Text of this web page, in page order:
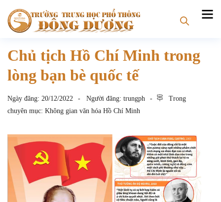
Chủ tịch Hồ Chí Minh trong
lòng bạn bè quốc tế
Ngày đăng: 20/12/2022 Người đăng: trungph
Trong
chuyên mục: Không gian văn hóa Hồ Chí Minh